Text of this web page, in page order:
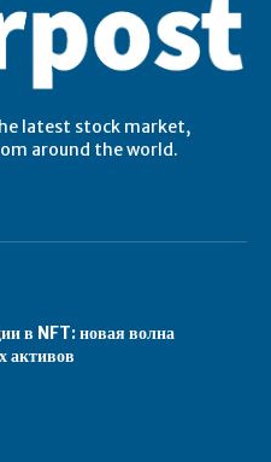
latest stock market,
around the world.
в NFT: новая волна
активов